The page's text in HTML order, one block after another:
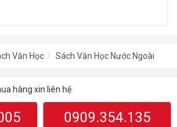
Văn Học Sách Văn Học Nước Ngoài
hàng xin liên hệ
0909.354.135